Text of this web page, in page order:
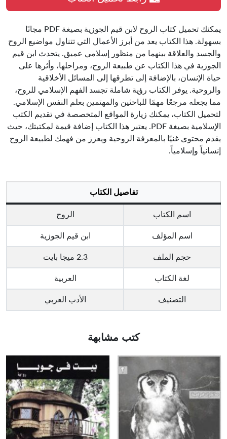
يمكنك تحميل كتاب الروح لابن قيم الجوزية بصيغة PDF مجانًا
بسهولة. هذا الكتاب يعد من أبرز الأعمال التي تتناول مواضيع الروح
والجسد والعلاقة بينهما من منظور إسلامي عميق. يتحدث ابن قيم
الجوزية في هذا الكتاب عن طبيعة الروح، ومراحلها، وأثرها على
حياة الإنسان، بالإضافة إلى تطرقها إلى المسائل الأخلاقية
والروحية. يوفر الكتاب رؤية شاملة تجسد الفهم الإسلامي للروح،
مما يجعله مرجعًا مهمًا للباحثين والمهتمين بعلم النفس الإسلامي.
لتحميل الكتاب، يمكنك زيارة المواقع المتخصصة في تقديم الكتب
الإسلامية بصيغة PDF. يعتبر هذا الكتاب إضافة قيمة لمكتبتك، حيث
يقدم محتوى غنيًا بالمعرفة الروحية ويعزز من فهمك لطبيعة الروح
إنسانياً وإسلامياً.
تفاصيل الكتاب
اسم الكتاب الروح
اسم المؤلف ابن قيم الجوزية
حجم الملف 2.3 ميجا بايت
لغة الكتاب العربية
التصنيف الأدب العربي
كتب مشابهة